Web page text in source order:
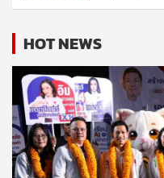
HOT NEWS